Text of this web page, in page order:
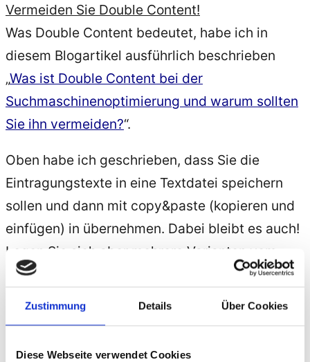
Zustimmung Details Über Cookies
Diese Webseite verwendet Cookies
Vermeiden Sie Double Content!
Was Double Content bedeutet, habe ich in
diesem Blogartikel ausführlich beschrieben
„Was ist Double Content bei der
Suchmaschinenoptimierung und warum sollten
Sie ihn vermeiden?“.
Oben habe ich geschrieben, dass Sie die
Eintragungstexte in eine Textdatei speichern
sollen und dann mit copy&paste (kopieren und
einfügen) in übernehmen. Dabei bleibt es auch!
Legen Sie sich aber mehrere Varianten vom
Seitentitel und Beschreibungstext an. Stellen
Sie Sätze um oder Texten bestimmte Absätze